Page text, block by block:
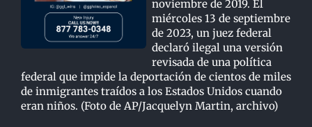
noviembre de 2019. El
miércoles 13 de septiembre
de 2023, un juez federal
declaró ilegal una versión
revisada de una política
federal que impide la deportación de cientos de miles
de inmigrantes traídos a los Estados Unidos cuando
eran niños. (Foto de AP/Jacquelyn Martin, archivo)